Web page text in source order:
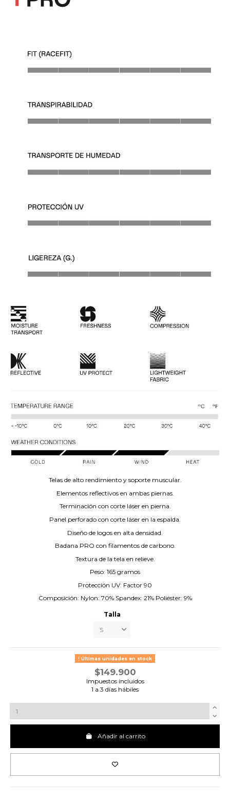
Telas de alto rendimiento y soporte muscular.
Elementos reflectivos en ambas piernas.
Terminación con corte láser en pierna.
Panel perforado con corte láser en la espalda.
Diseño de logos en alta densidad.
Badana PRO con filamentos de carbono.
Textura de la tela en relieve.
Peso: 165 gramos
Protección UV: Factor 90
Composición: Nylon: 70% Spandex: 21% Poliéster: 9%
Talla
Últimas unidades en stock
$149.900
Impuestos incluidos
1 a 3 días hábiles
Añadir al carrito